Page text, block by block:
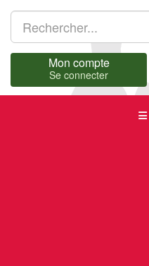
Mon compte
Se connecter